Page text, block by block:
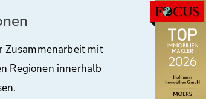
Zusammenarbeit mit
Regionen innerhalb